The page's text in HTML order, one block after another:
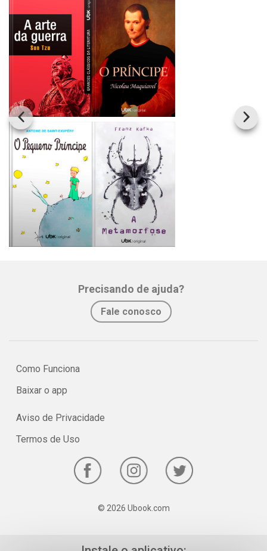
Precisando de ajuda?
Fale conosco
Como Funciona
Baixar o app
Aviso de Privacidade
Termos de Uso
© 2026 Ubook.com